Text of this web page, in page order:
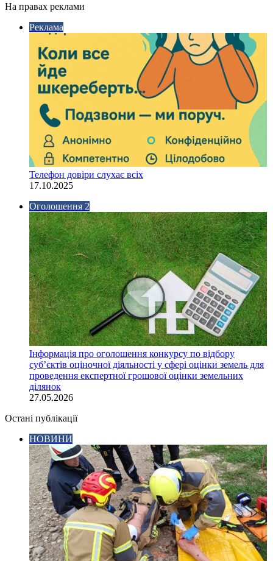
На правах реклами
Реклама
Телефон довіри слухає всіх
17.10.2025
Оголошення 2
Інформація про оголошення конкурсу по відбору
суб’єктів оціночної діяльності у сфері оцінки земель для
проведення експертної грошової оцінки земельних
ділянок
27.05.2026
Остані публікації
НОВИНИ